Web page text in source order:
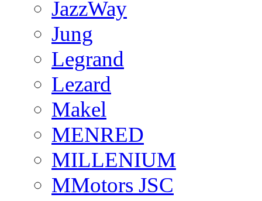
JazzWay
Jung
Legrand
Lezard
Makel
MENRED
MILLENIUM
MMotors JSC